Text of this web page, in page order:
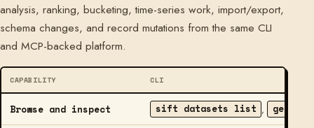
analysis, ranking, bucketing, time-series work, import/export,
schema changes, and record mutations from the same CLI
and MCP-backed platform.
CAPABILITY CLI
Browse and inspect sift datasets list , get